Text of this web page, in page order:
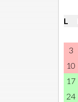
L
3
10
17
24